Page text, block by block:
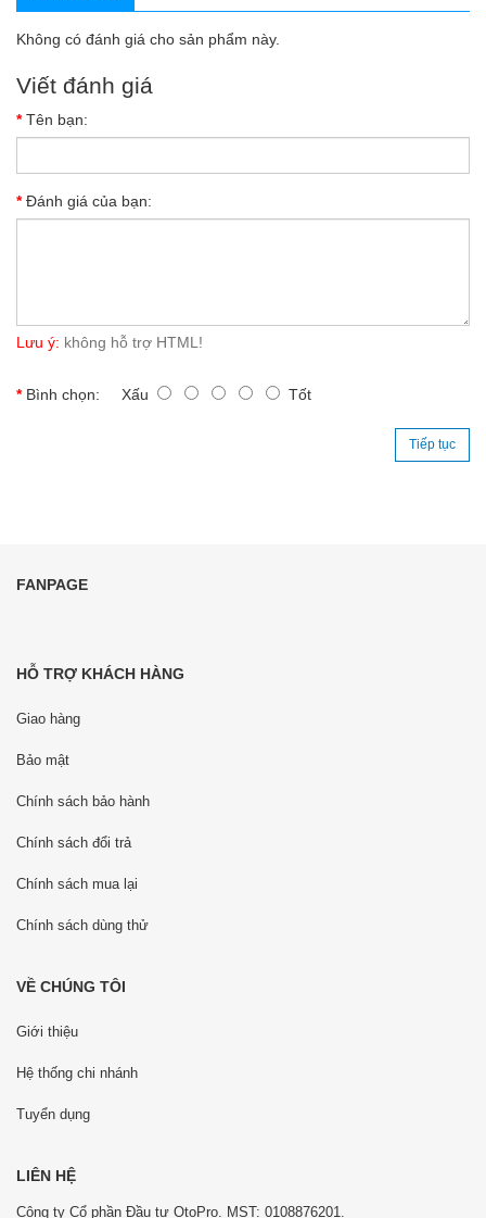
Không có đánh giá cho sản phẩm này.
Viết đánh giá
Tên bạn:
Đánh giá của bạn:
Lưu ý: không hỗ trợ HTML!
Bình chọn: Xấu Tốt
Tiếp tục
FANPAGE
HỖ TRỢ KHÁCH HÀNG
Giao hàng
Bảo mật
Chính sách bảo hành
Chính sách đổi trả
Chính sách mua lại
Chính sách dùng thử
VỀ CHÚNG TÔI
Giới thiệu
Hệ thống chi nhánh
Tuyển dụng
LIÊN HỆ
Công ty Cổ phần Đầu tư OtoPro. MST: 0108876201.